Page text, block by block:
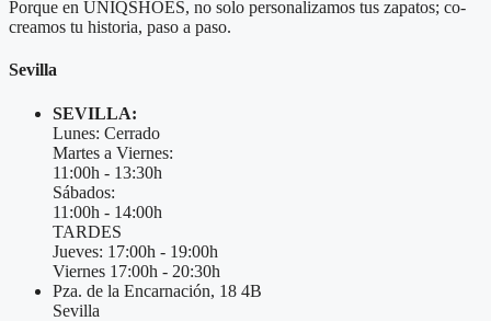
Porque en UNIQSHOES, no solo personalizamos tus zapatos; co-
creamos tu historia, paso a paso.
Sevilla
SEVILLA:
Lunes: Cerrado
Martes a Viernes:
11:00h - 13:30h
Sábados:
11:00h - 14:00h
TARDES
Jueves: 17:00h - 19:00h
Viernes 17:00h - 20:30h
Pza. de la Encarnación, 18 4B
Sevilla